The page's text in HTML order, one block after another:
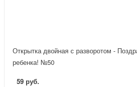
Открытка двойная с разворотом -
ребенка! №50
59 руб.